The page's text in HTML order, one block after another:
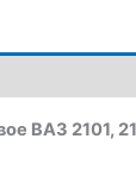
ВАЗ 2101,